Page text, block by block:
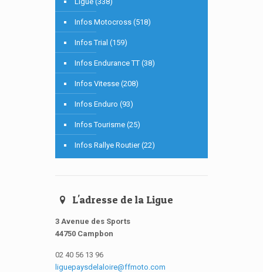
Infos Motocross (518)
Infos Trial (159)
Infos Endurance TT (38)
Infos Vitesse (208)
Infos Enduro (93)
Infos Tourisme (25)
Infos Rallye Routier (22)
L'adresse de la Ligue
3 Avenue des Sports
44750 Campbon
02 40 56 13 96
liguepaysdelaloire@ffmoto.com